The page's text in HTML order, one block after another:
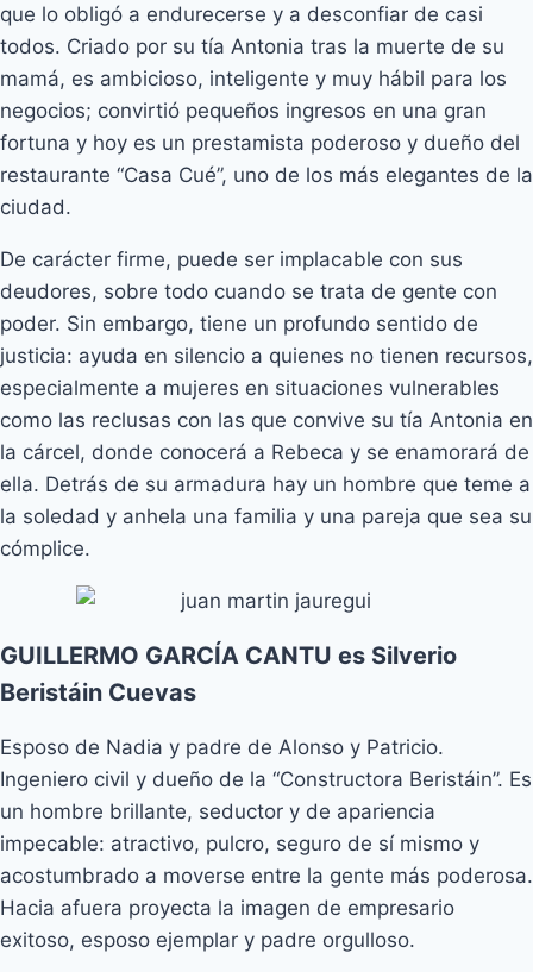
que lo obligó a endurecerse y a desconfiar de casi
todos. Criado por su tía Antonia tras la muerte de su
mamá, es ambicioso, inteligente y muy hábil para los
negocios; convirtió pequeños ingresos en una gran
fortuna y hoy es un prestamista poderoso y dueño del
restaurante “Casa Cué”, uno de los más elegantes de la
ciudad.
De carácter firme, puede ser implacable con sus
deudores, sobre todo cuando se trata de gente con
poder. Sin embargo, tiene un profundo sentido de
justicia: ayuda en silencio a quienes no tienen recursos,
especialmente a mujeres en situaciones vulnerables
como las reclusas con las que convive su tía Antonia en
la cárcel, donde conocerá a Rebeca y se enamorará de
ella. Detrás de su armadura hay un hombre que teme a
la soledad y anhela una familia y una pareja que sea su
cómplice.
GUILLERMO GARCÍA CANTU es Silverio
Beristáin Cuevas
Esposo de Nadia y padre de Alonso y Patricio.
Ingeniero civil y dueño de la “Constructora Beristáin”. Es
un hombre brillante, seductor y de apariencia
impecable: atractivo, pulcro, seguro de sí mismo y
acostumbrado a moverse entre la gente más poderosa.
Hacia afuera proyecta la imagen de empresario
exitoso, esposo ejemplar y padre orgulloso.